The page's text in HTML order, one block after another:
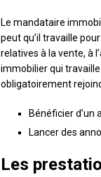
Le mandataire
peut qu’il travaille
relatives à la vente, à
immobilier qui
obligatoirement
Bénéficier
Lancer des
Les